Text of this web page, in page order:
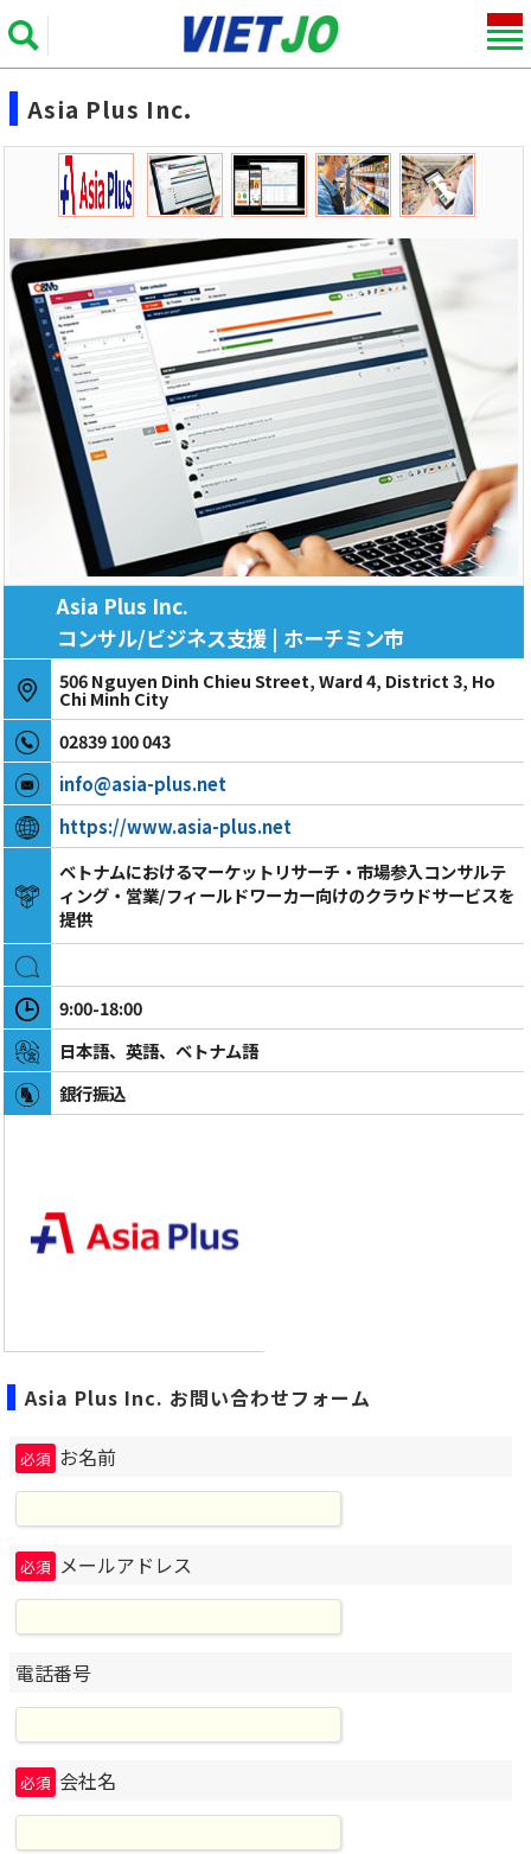
Asia Plus Inc.
Asia Plus Inc.
コンサル/ビジネス支援 | ホーチミン市
506 Nguyen Dinh Chieu Street, Ward 4, District 3, Ho
Chi Minh City
02839 100 043
info@asia-plus.net
https://www.asia-plus.net
ベトナムにおけるマーケットリサーチ・市場参入コンサルテ
ィング・営業/フィールドワーカー向けのクラウドサービスを
提供
9:00-18:00
日本語、英語、ベトナム語
銀行振込
Asia Plus Inc. お問い合わせフォーム
必須 お名前
必須 メールアドレス
電話番号
必須 会社名